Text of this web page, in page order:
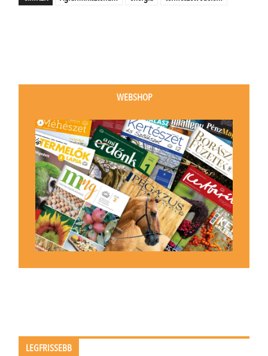
WEBSHOP
LEGFRISSEBB